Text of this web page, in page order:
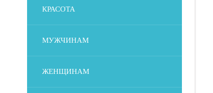
КРАСОТА
МУЖЧИНАМ
ЖЕНЩИНАМ